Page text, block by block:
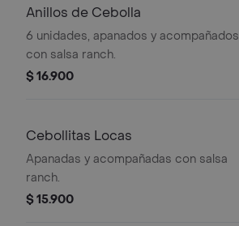
Anillos de Cebolla
6 unidades, apanados y acompañados
con salsa ranch.
$ 16.900
Cebollitas Locas
Apanadas y acompañadas con salsa
ranch.
$ 15.900